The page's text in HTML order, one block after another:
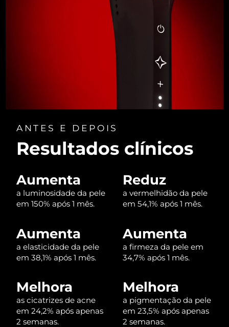
ANTES E DEPOIS
Resultados clínicos
Aumenta
a luminosidade da pele
em 150% após 1 mês.
Reduz
a vermelhidão da pele
em 54,1% após 1 mês.
Aumenta
a elasticidade da pele
em 38,1% após 1 mês.
Aumenta
a firmeza da pele em
34,7% após 1 mês.
Melhora
as cicatrizes de acne
em 24,2% após apenas
2 semanas.
Melhora
a pigmentação da pele
em 23,5% após apenas
2 semanas.
Entrega prevista
Entrega prevista
Reino Unido
Estados Unidos Entrega prevista8/10/26
Uzbequistão Entrega prevista
Vietnã Entrega prevista8/15/26